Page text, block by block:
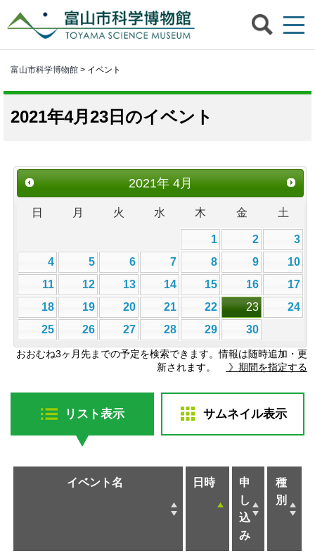
富山市科学博物館 > イベント
2021年4月23日のイベント
2021年4月
日 月 火 水 木 金 土
1 2
3
4
5 6 7 8 9
10
11
12 13 14 15 16
17
18
19 20 21 22 23
24
25
26 27 28 29 30
おおむね3ヶ月先までの予定を検索できます。情報は随時追加・更
新されます。
》期間を指定する
リスト表示 サムネイル表示
イベント名 日時
申
し
込
み
種
別